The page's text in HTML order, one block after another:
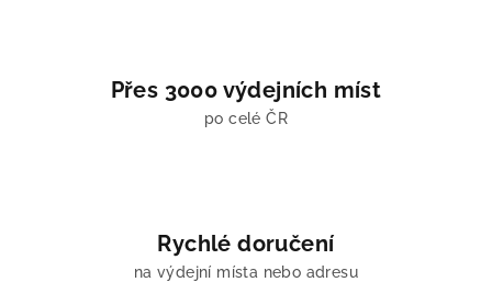
Přes 3000 výdejních míst
po celé ČR
Rychlé doručení
na výdejní místa nebo adresu